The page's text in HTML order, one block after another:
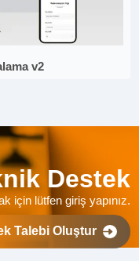
v2
Destek
için lütfen giriş yapınız.
Talebi Oluştur